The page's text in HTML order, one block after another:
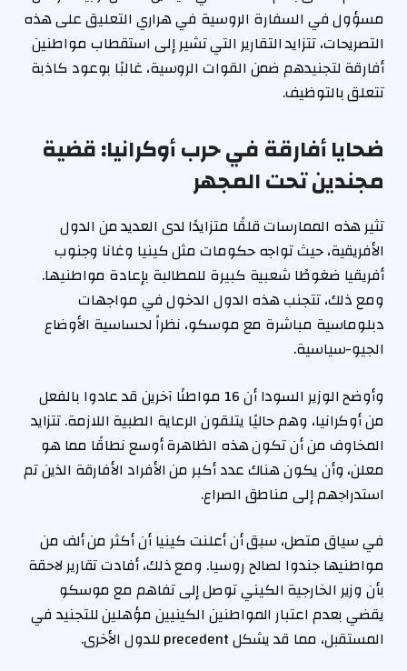
مسؤول في السفارة الروسية في هراري التعليق على هذه
التصريحات، تتزايد التقارير التي تشير إلى استقطاب مواطنين
أفارقة لتجنيدهم ضمن القوات الروسية، غالبًا بوعود كاذبة
تتعلق بالتوظيف.
ضحايا أفارقة في حرب أوكرانيا: قضية
مجندين تحت المجهر
تثير هذه الممارسات قلقًا متزايدًا لدى العديد من الدول
الأفريقية، حيث تواجه حكومات مثل كينيا وغانا وجنوب
أفريقيا ضغوطًا شعبية كبيرة للمطالبة بإعادة مواطنيها.
ومع ذلك، تتجنب هذه الدول الدخول في مواجهات
دبلوماسية مباشرة مع موسكو، نظراً لحساسية الأوضاع
الجيو-سياسية.
وأوضح الوزير السودا أن 16 مواطنًا آخرين قد عادوا بالفعل
من أوكرانيا، وهم حاليًا يتلقون الرعاية الطبية اللازمة. تتزايد
المخاوف من أن تكون هذه الظاهرة أوسع نطاقًا مما هو
معلن، وأن يكون هناك عدد أكبر من الأفراد الأفارقة الذين تم
استدراجهم إلى مناطق الصراع.
في سياق متصل، سبق أن أعلنت كينيا أن أكثر من ألف من
مواطنيها جندوا لصالح روسيا. ومع ذلك، أفادت تقارير لاحقة
بأن وزير الخارجية الكيني توصل إلى تفاهم مع موسكو
يقضي بعدم اعتبار المواطنين الكينيين مؤهلين للتجنيد في
المستقبل، مما قد يشكل precedent للدول الأخرى.